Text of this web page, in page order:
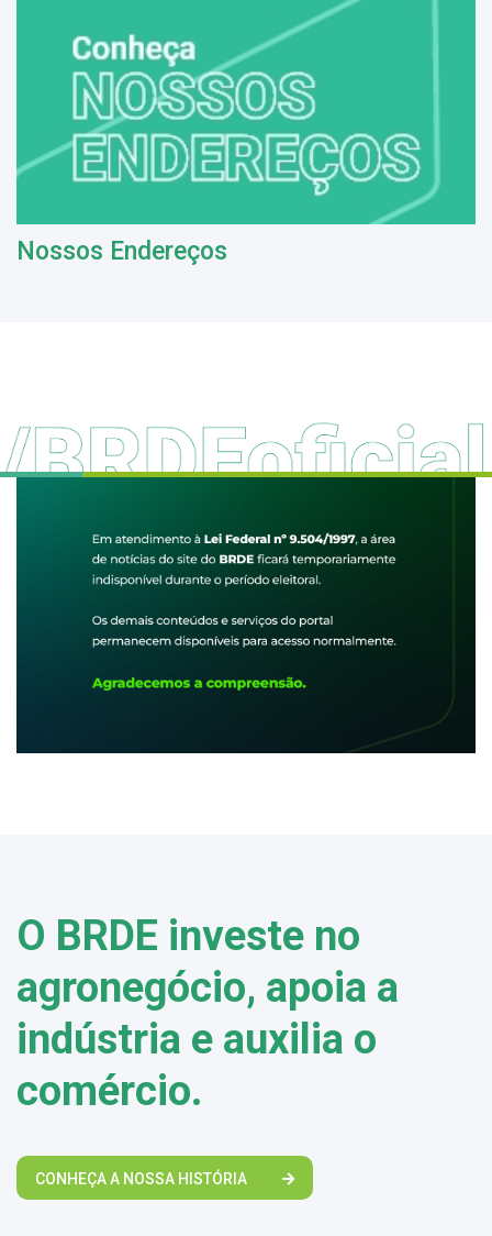
Nossos Endereços
O BRDE investe no
agronegócio, apoia a
indústria e auxilia o
comércio.
CONHEÇA A NOSSA HISTÓRIA